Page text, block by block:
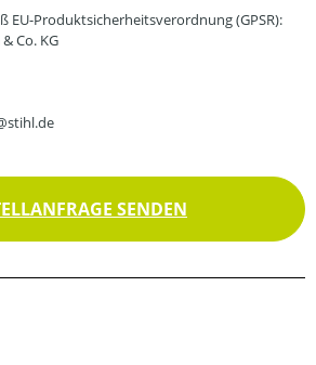
EU-Produktsicherheitsverordnung (GPSR):
Co. KG
SENDEN